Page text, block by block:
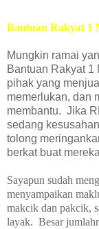
Bantuan Rakyat 1
Mungkin ramai
Bantuan Rakyat
pihak yang
memerlukan, dan
membantu. Jika
sedang
tolong
berkat buat
Sayapun sudah
menyampaikan
makcik dan pakcik,
layak. Besar